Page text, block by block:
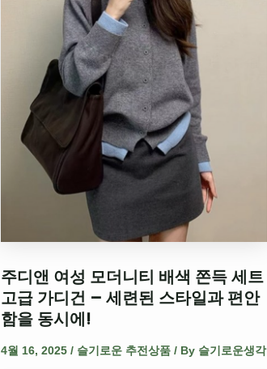
주디앤 여성 모더니티 배색 쫀득 세트
고급 가디건 – 세련된 스타일과 편안
함을 동시에!
4월 16, 2025 / 슬기로운 추전상품/ By 슬기로운생각